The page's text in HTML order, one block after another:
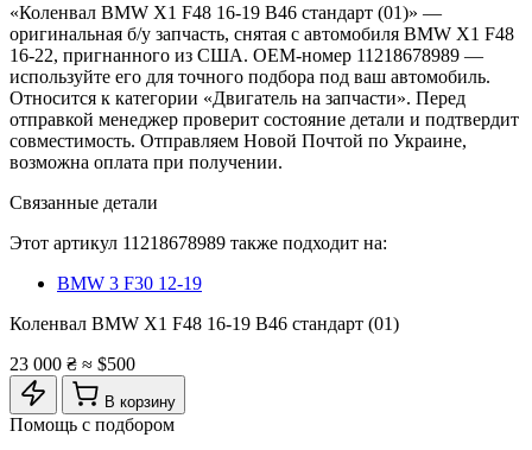
«Коленвал BMW X1 F48 16-19 B46 стандарт (01)» —
оригинальная б/у запчасть, снятая с автомобиля BMW X1 F48
16-22, пригнанного из США. OEM-номер 11218678989 —
используйте его для точного подбора под ваш автомобиль.
Относится к категории «Двигатель на запчасти». Перед
отправкой менеджер проверит состояние детали и подтвердит
совместимость. Отправляем Новой Почтой по Украине,
возможна оплата при получении.
Связанные детали
Этот артикул 11218678989 также подходит на:
BMW 3 F30 12-19
Коленвал BMW X1 F48 16-19 B46 стандарт (01)
23 000 ₴ ≈ $500
В корзину
Помощь с подбором